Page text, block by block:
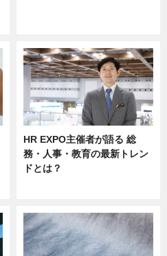
HR EXPO主催者が語る 総
務・人事・教育の最新トレン
ドとは？